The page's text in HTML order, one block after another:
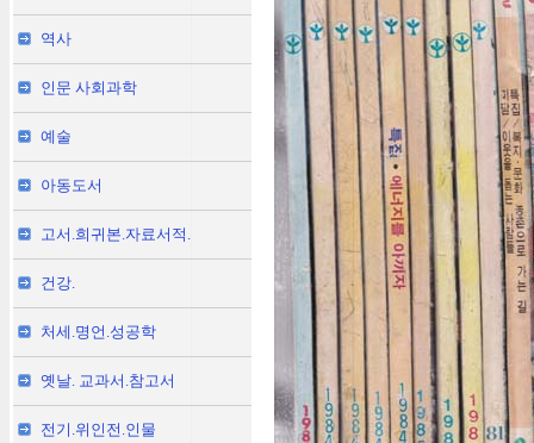
역사
인문 사회과학
예술
아동도서
고서.희귀본.자료서적.
건강.
처세.명언.성공학
옛날. 교과서.참고서
전기.위인전.인물